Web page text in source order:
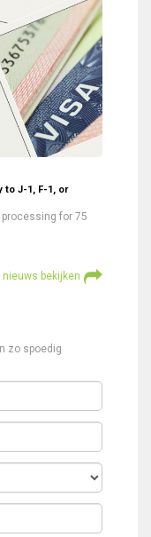
J-1, F-1, or
for 75
nieuws bekijken
zo spoedig